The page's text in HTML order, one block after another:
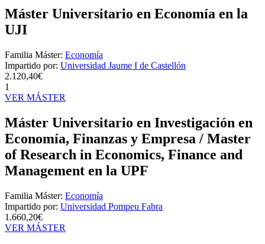
Máster Universitario en Economía en la
UJI
Familia Máster: Economía
Impartido por: Universidad Jaume I de Castellón
2.120,40€
1
VER MÁSTER
Máster Universitario en Investigación en
Economía, Finanzas y Empresa / Master
of Research in Economics, Finance and
Management en la UPF
Familia Máster: Economía
Impartido por: Universidad Pompeu Fabra
1.660,20€
VER MÁSTER